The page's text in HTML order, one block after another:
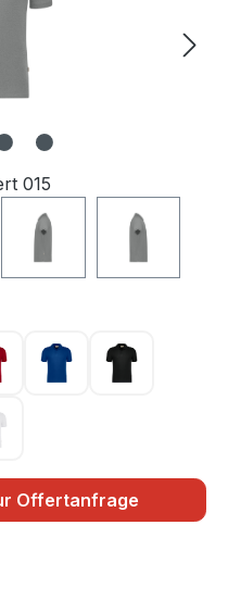
015
rot 002 royalblau 010schwarz 005
Offertanfrage